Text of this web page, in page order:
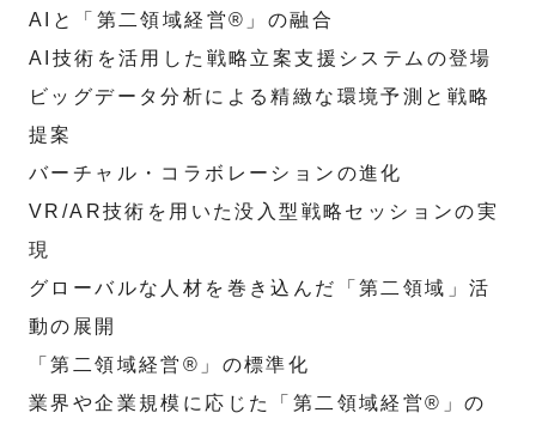
AIと「第二領域経営®」の融合
AI技術を活用した戦略立案支援システムの登場
ビッグデータ分析による精緻な環境予測と戦略
提案
バーチャル・コラボレーションの進化
VR/AR技術を用いた没入型戦略セッションの実
現
グローバルな人材を巻き込んだ「第二領域」活
動の展開
「第二領域経営®」の標準化
業界や企業規模に応じた「第二領域経営®」の